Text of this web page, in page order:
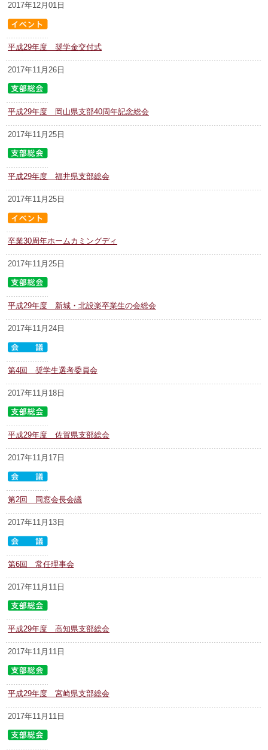
2017年12月01日
平成29年度 奨学金交付式
2017年11月26日
平成29年度 岡山県支部40周年記念総会
2017年11月25日
平成29年度 福井県支部総会
2017年11月25日
卒業30周年ホームカミングディ
2017年11月25日
平成29年度 新城・北設楽卒業生の会総会
2017年11月24日
第4回 奨学生選考委員会
2017年11月18日
平成29年度 佐賀県支部総会
2017年11月17日
第2回 同窓会長会議
2017年11月13日
第6回 常任理事会
2017年11月11日
平成29年度 高知県支部総会
2017年11月11日
平成29年度 宮崎県支部総会
2017年11月11日